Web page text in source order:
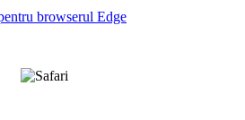
browserul Edge